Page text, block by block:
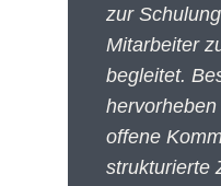
zur
Mitarbeiter
begleitet.
offene
strukturierte